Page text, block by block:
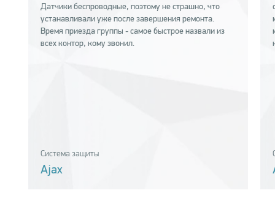
Датчики беспроводные, поэтому не страшно, что
устанавливали уже после завершения ремонта.
Время приезда группы - самое быстрое назвали из
всех контор, кому звонил.
Система защиты
Ajax